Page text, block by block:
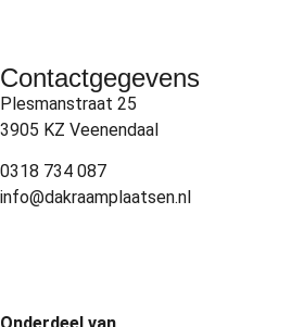
Contactgegevens
Plesmanstraat 25
3905 KZ Veenendaal
0318 734 087
info@dakraamplaatsen.nl
Onderdeel van